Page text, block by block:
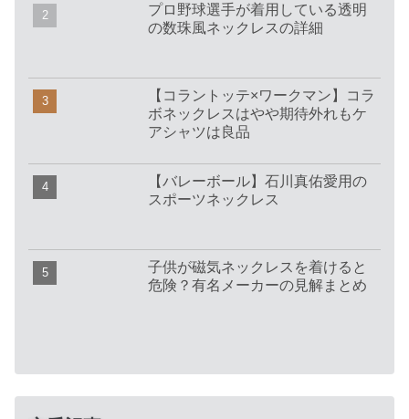
プロ野球選手が着用している透明
の数珠風ネックレスの詳細
【コラントッテ×ワークマン】コラ
ボネックレスはやや期待外れもケ
アシャツは良品
【バレーボール】石川真佑愛用の
スポーツネックレス
子供が磁気ネックレスを着けると
危険？有名メーカーの見解まとめ